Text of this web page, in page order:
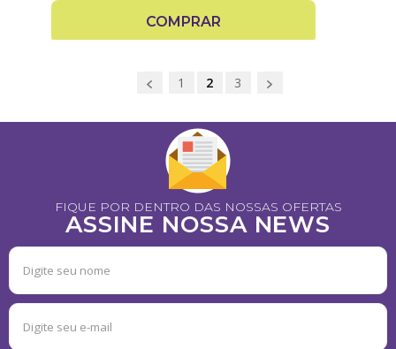
COMPRAR
1 2 3
FIQUE POR DENTRO DAS NOSSAS OFERTAS
ASSINE NOSSA NEWS